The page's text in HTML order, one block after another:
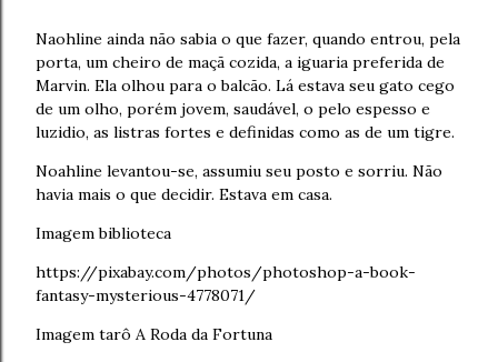
Naohline ainda não sabia o que fazer, quando entrou, pela
porta, um cheiro de maçã cozida, a iguaria preferida de
Marvin. Ela olhou para o balcão. Lá estava seu gato cego
de um olho, porém jovem, saudável, o pelo espesso e
luzidio, as listras fortes e definidas como as de um tigre.
Noahline levantou-se, assumiu seu posto e sorriu. Não
havia mais o que decidir. Estava em casa.
Imagem biblioteca
https://pixabay.com/photos/photoshop-a-book-
fantasy-mysterious-4778071/
Imagem tarô A Roda da Fortuna